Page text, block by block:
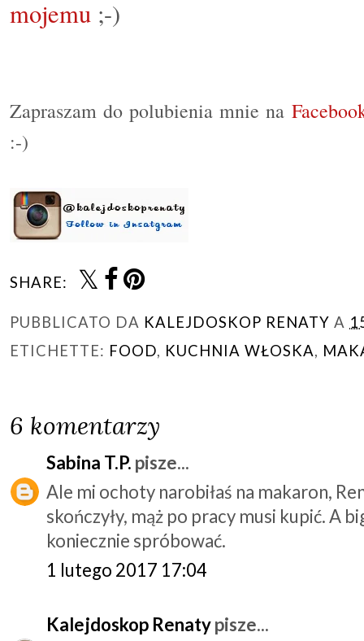
mojemu ;-)
Zapraszam do polubienia mnie na
:-)
SHARE:
PUBBLICATO DA KALEJDOSKOP RENATY A
ETICHETTE: FOOD, KUCHNIA WŁOSKA,
6 komentarzy
Sabina T.P. pisze...
Ale mi ochoty narobiłaś na makaron,
skończyły, mąż po pracy musi kupić. A
koniecznie spróbować.
1 lutego 2017 17:04
Kalejdoskop Renatypisze...